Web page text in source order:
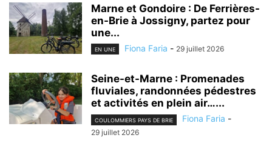
Marne et Gondoire : De Ferrières-
en-Brie à Jossigny, partez pour
une...
EN UNE Fiona Faria - 29 juillet 2026
Seine-et-Marne : Promenades
fluviales, randonnées pédestres
et activités en plein air…...
COULOMMIERS PAYS DE BRIE Fiona Faria -
29 juillet 2026